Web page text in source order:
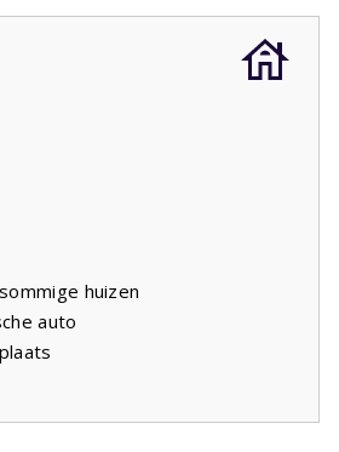
boxspringbedden. U zult een
De moderne
badkamerheeft
late avond genieten van de
een glas wijn of rond de
hebben een eigen barbecue. U
de huiskenmerken. Om het huis
kinderen kunnen
bedden.
huizen
auto